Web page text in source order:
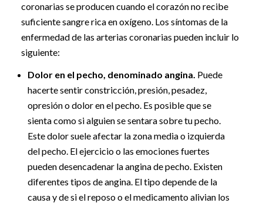
coronarias se producen cuando el corazón no recibe
suficiente sangre rica en oxígeno. Los síntomas de la
enfermedad de las arterias coronarias pueden incluir lo
siguiente:
Dolor en el pecho, denominado angina. Puede
hacerte sentir constricción, presión, pesadez,
opresión o dolor en el pecho. Es posible que se
sienta como si alguien se sentara sobre tu pecho.
Este dolor suele afectar la zona media o izquierda
del pecho. El ejercicio o las emociones fuertes
pueden desencadenar la angina de pecho. Existen
diferentes tipos de angina. El tipo depende de la
causa y de si el reposo o el medicamento alivian los